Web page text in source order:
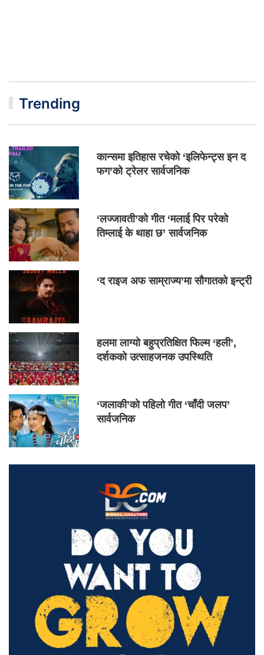
Trending
कान्समा इतिहास रचेको ‘इलिफेन्ट्स इन द
फग’को ट्रेलर सार्वजनिक
‘लज्जावती’को गीत ‘मलाई पिर परेको
तिम्लाई के थाहा छ’ सार्वजनिक
‘द राइज अफ साम्राज्य’मा सौगातको इन्ट्री
हलमा लाग्यो बहुप्रतिक्षित फिल्म ‘हली’,
दर्शकको उत्साहजनक उपस्थिति
‘जलाकी’को पहिलो गीत ‘चाँदी जलप’
सार्वजनिक